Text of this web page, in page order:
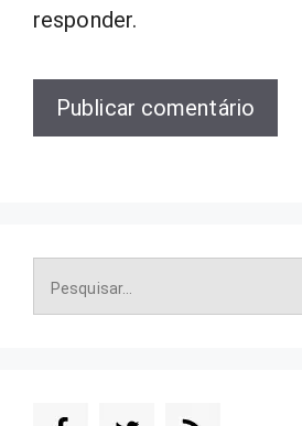
responder.
Pesquisar
por: